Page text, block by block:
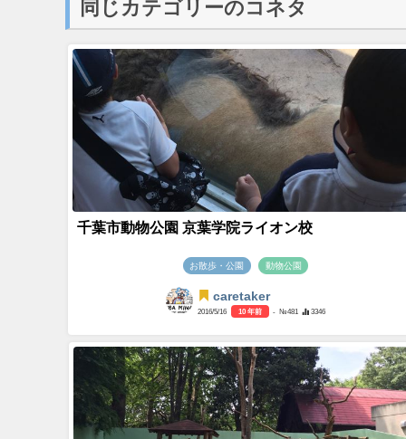
同じカテゴリーのコネタ
千葉市動物公園 京葉学院ライオン校
お散歩・公園 動物公園
caretaker
2016/5/16 10 年前 - №481 3346